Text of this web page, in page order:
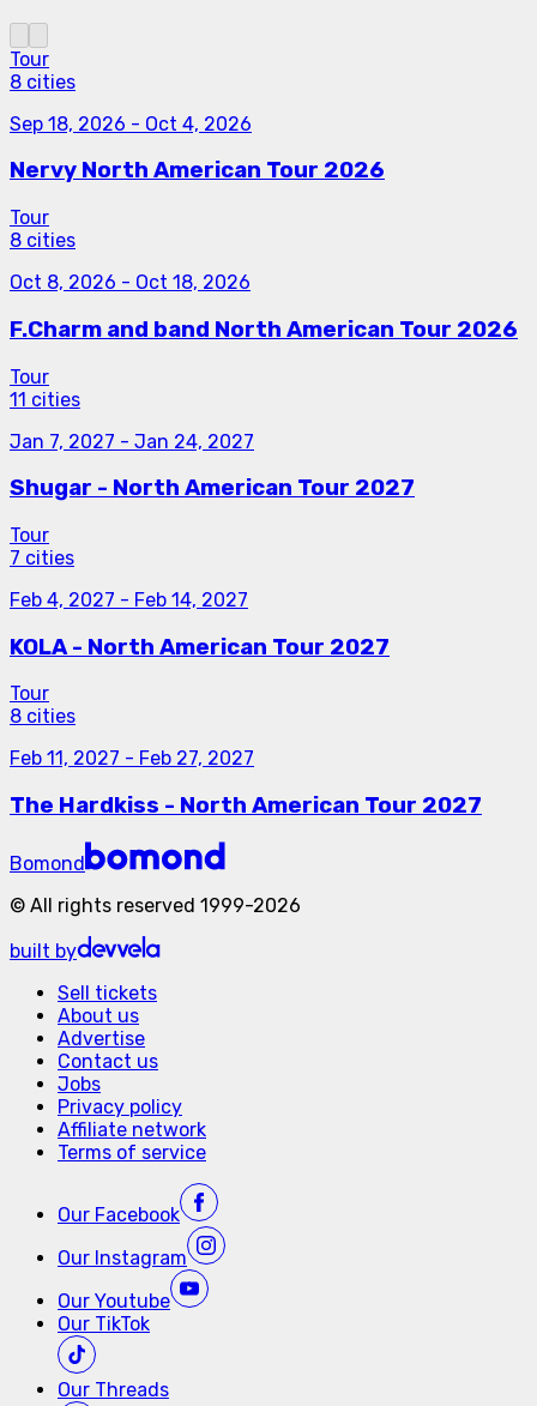
Tour
8 cities
Sep 18, 2026 - Oct 4, 2026
Nervy North American Tour 2026
Tour
8 cities
Oct 8, 2026 - Oct 18, 2026
F.Charm and band North American Tour 2026
Tour
11 cities
Jan 7, 2027 - Jan 24, 2027
Shugar - North American Tour 2027
Tour
7 cities
Feb 4, 2027 - Feb 14, 2027
KOLA - North American Tour 2027
Tour
8 cities
Feb 11, 2027 - Feb 27, 2027
The Hardkiss - North American Tour 2027
Bomond
© All rights reserved 1999-2026
built by
Sell tickets
About us
Advertise
Contact us
Jobs
Privacy policy
Affiliate network
Terms of service
Our Facebook
Our Instagram
Our Youtube
Our TikTok
Our Threads